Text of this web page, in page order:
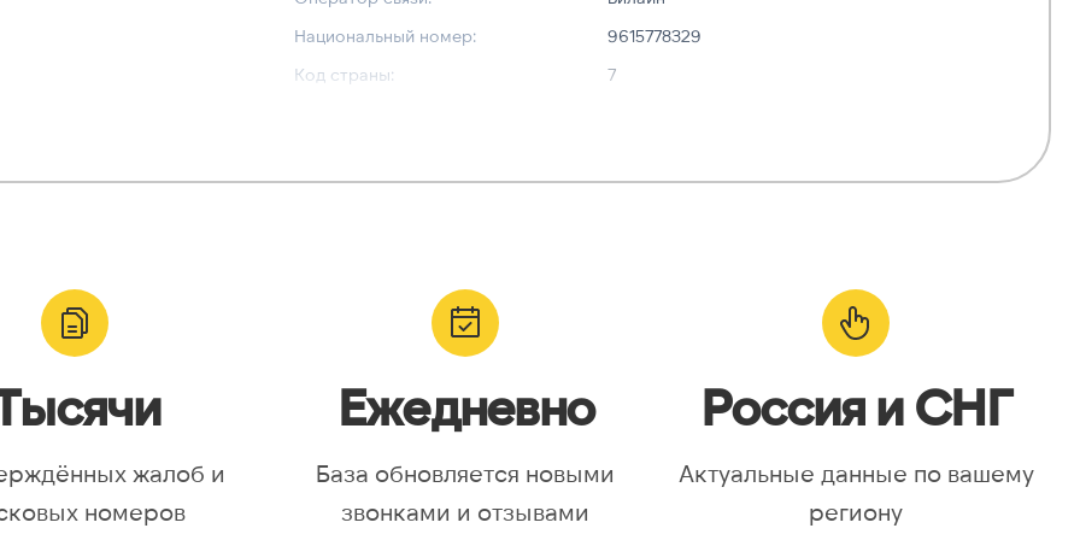
Национальный номер:
9615778329
Код страны:
7
Asia/Yekaterinburg,
Moscow, Europe/Samara
Валидный номер:
✓ Да
жалоб и
номеров
Ежедневно
База обновляется новыми
звонками и отзывами
Россия и СНГ
Актуальные данные по вашему
региону